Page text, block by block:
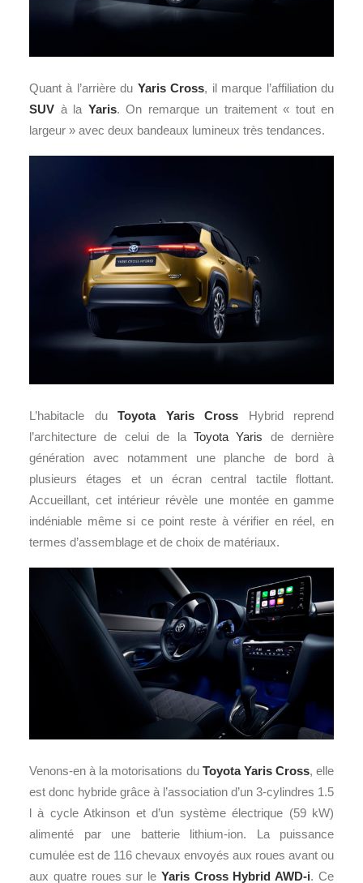
Quant à l’arrière du Yaris Cross, il marque l’affiliation du
SUV à la Yaris. On remarque un traitement « tout en
largeur » avec deux bandeaux lumineux très tendances.
L’habitacle du Toyota Yaris Cross Hybrid reprend
l’architecture de celui de la Toyota Yaris de dernière
génération avec notamment une planche de bord à
plusieurs étages et un écran central tactile flottant.
Accueillant, cet intérieur révèle une montée en gamme
indéniable même si ce point reste à vérifier en réel, en
termes d’assemblage et de choix de matériaux.
Venons-en à la motorisations du Toyota Yaris Cross, elle
est donc hybride grâce à l’association d’un 3-cylindres 1.5
l à cycle Atkinson et d’un système électrique (59 kW)
alimenté par une batterie lithium-ion. La puissance
cumulée est de 116 chevaux envoyés aux roues avant ou
aux quatre roues sur le Yaris Cross Hybrid AWD-i. Ce